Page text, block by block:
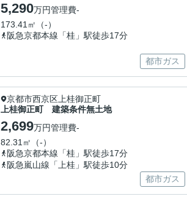
5,290万円管理費-
173.41㎡（-）
阪急京都本線「桂」駅徒歩17分
都市ガス
京都市西京区上桂御正町
上桂御正町 建築条件無土地
2,699万円管理費-
82.31㎡（-）
阪急京都本線「桂」駅徒歩17分
阪急嵐山線「上桂」駅徒歩10分
都市ガス